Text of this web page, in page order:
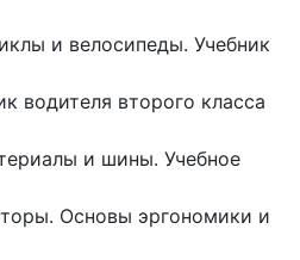
и велосипеды. Учебник
водителя второго класса
и шины. Учебное
Основы эргономики и